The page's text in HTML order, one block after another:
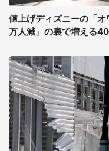
値上げディズニーの「
万人減」の裏で増える